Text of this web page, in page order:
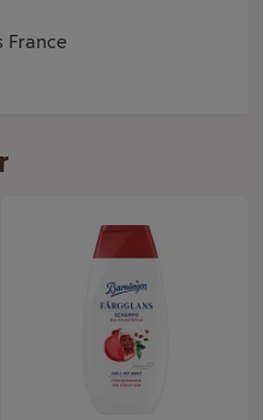
France